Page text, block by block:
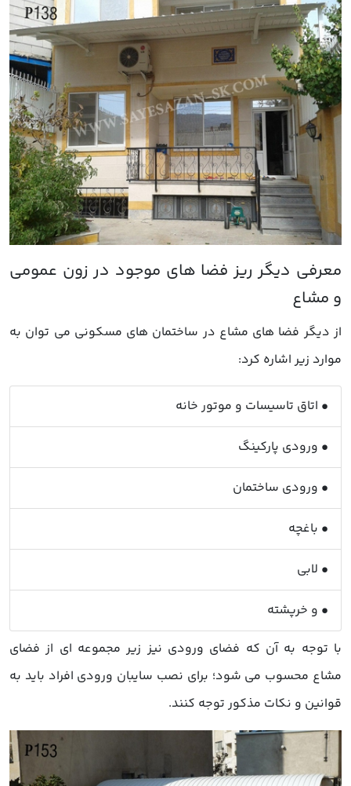
از دیگر فضا های مشاع در ساختمان های مسکونی می توان به
موارد زیر اشاره کرد:
• اتاق تاسیسات و موتور خانه
• ورودی پارکینگ
• ورودی ساختمان
• باغچه
• لابی
• و خرپشته
با توجه به آن که فضای ورودی نیز زیر مجموعه ای از فضای
مشاع محسوب می شود؛ برای نصب سایبان ورودی افراد باید به
قوانین و نکات مذکور توجه کنند.